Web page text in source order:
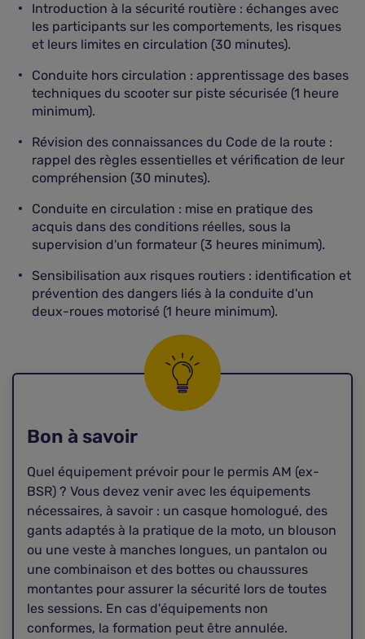
Introduction à la sécurité routière : échanges avec
les participants sur les comportements, les risques
et leurs limites en circulation (30 minutes).
Conduite hors circulation : apprentissage des bases
techniques du scooter sur piste sécurisée (1 heure
minimum).
Révision des connaissances du Code de la route :
rappel des règles essentielles et vérification de leur
compréhension (30 minutes).
Conduite en circulation : mise en pratique des
acquis dans des conditions réelles, sous la
supervision d'un formateur (3 heures minimum).
Sensibilisation aux risques routiers : identification et
prévention des dangers liés à la conduite d'un
deux-roues motorisé (1 heure minimum).
Bon à savoir
Quel équipement prévoir pour le permis AM (ex-
BSR) ? Vous devez venir avec les équipements
nécessaires, à savoir : un casque homologué, des
gants adaptés à la pratique de la moto, un blouson
ou une veste à manches longues, un pantalon ou
une combinaison et des bottes ou chaussures
montantes pour assurer la sécurité lors de toutes
les sessions. En cas d'équipements non
conformes, la formation peut être annulée.